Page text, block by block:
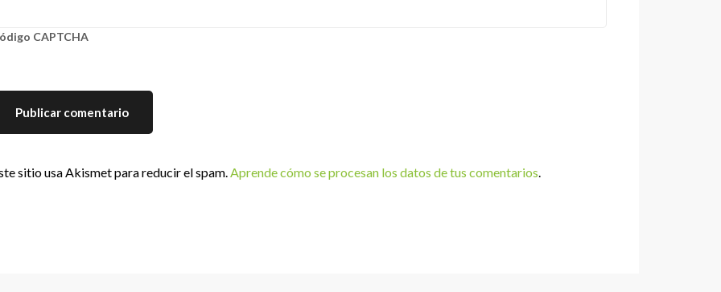
CAPTCHA
sitio usa Akismet para reducir el spam.Aprende cómo se procesan los datos de tus comentarios.